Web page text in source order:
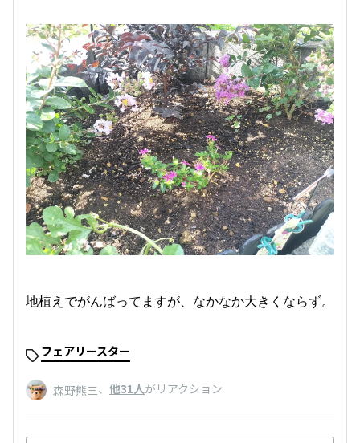
地植えでがんばってますが、なかなか大きくならず。
フェアリースター
森野熊三、 他31人がリアクション